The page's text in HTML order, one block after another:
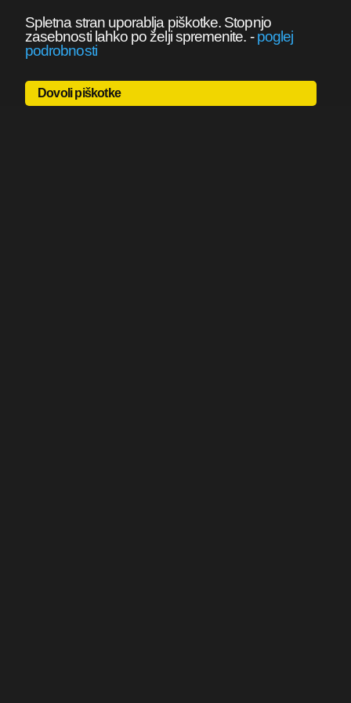
Spletna stran uporablja piškotke. Stopnjo
zasebnosti lahko po želji spremenite. -poglej
podrobnosti
Dovoli piškotke